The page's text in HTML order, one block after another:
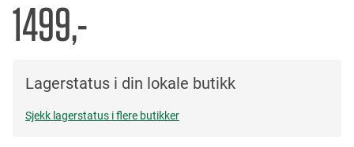
1499,-
Lagerstatus i din lokale butikk
Sjekk lagerstatus i flere butikker
the
images
gallery